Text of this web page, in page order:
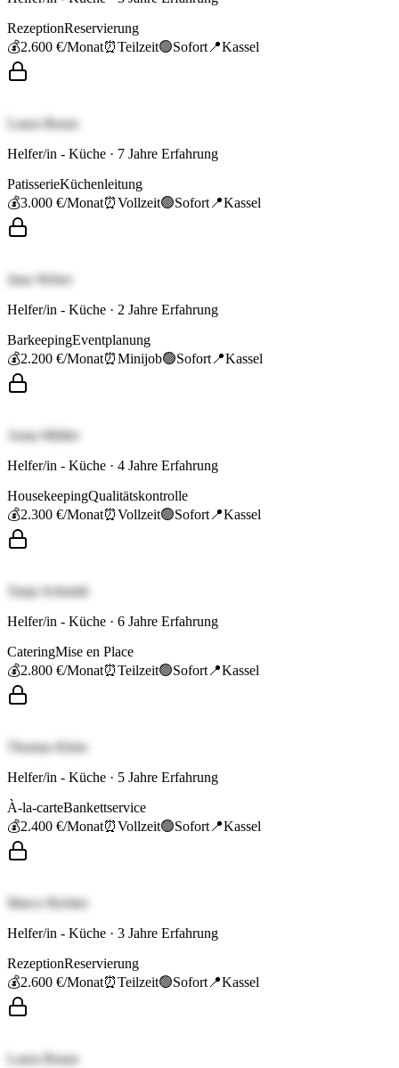
RezeptionReservierung
💰2.600 €/Monat⏰Teilzeit🟢Sofort 📍Kassel
Laura Braun
Helfer/in - Küche · 7 Jahre Erfahrung
PatisserieKüchenleitung
💰3.000 €/Monat⏰Vollzeit🟢Sofort 📍Kassel
Jana Weber
Helfer/in - Küche · 2 Jahre Erfahrung
BarkeepingEventplanung
💰2.200 €/Monat⏰Minijob🟢Sofort 📍Kassel
Anna Müller
Helfer/in - Küche · 4 Jahre Erfahrung
HousekeepingQualitätskontrolle
💰2.300 €/Monat⏰Vollzeit🟢Sofort 📍Kassel
Tanja Schmidt
Helfer/in - Küche · 6 Jahre Erfahrung
CateringMise en Place
💰2.800 €/Monat⏰Teilzeit🟢Sofort 📍Kassel
Thomas Klein
Helfer/in - Küche · 5 Jahre Erfahrung
À-la-carteBankettservice
💰2.400 €/Monat⏰Vollzeit🟢Sofort 📍Kassel
Marco Richter
Helfer/in - Küche · 3 Jahre Erfahrung
RezeptionReservierung
💰2.600 €/Monat⏰Teilzeit🟢Sofort 📍Kassel
Laura Braun